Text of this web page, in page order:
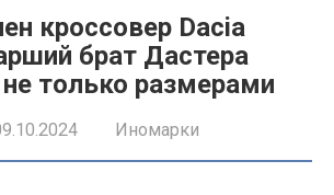
кроссовер Dacia
брат Дастера
только размерами
Иномарки